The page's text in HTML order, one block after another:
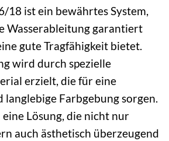
18 ist ein bewährtes System,
Wasserableitung garantiert
gute Tragfähigkeit bietet.
wird durch spezielle
erzielt, die für eine
langlebige Farbgebung sorgen.
Lösung, die nicht nur
auch ästhetisch überzeugend